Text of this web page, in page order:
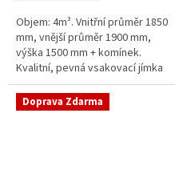
Objem: 4m³. Vnitřní průměr 1850
mm, vnější průměr 1900 mm,
výška 1500 mm + komínek.
Kvalitní, pevná vsakovací jímka
(nádrž) bez potřeby
obetonování Průměr přítoku a
odtoku +...
Doprava Zdarma